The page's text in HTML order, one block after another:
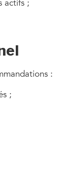
actifs ;
:
;